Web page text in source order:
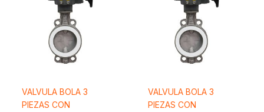
VALVULA BOLA 3
PIEZAS CON
VALVULA BOLA 3
PIEZAS CON